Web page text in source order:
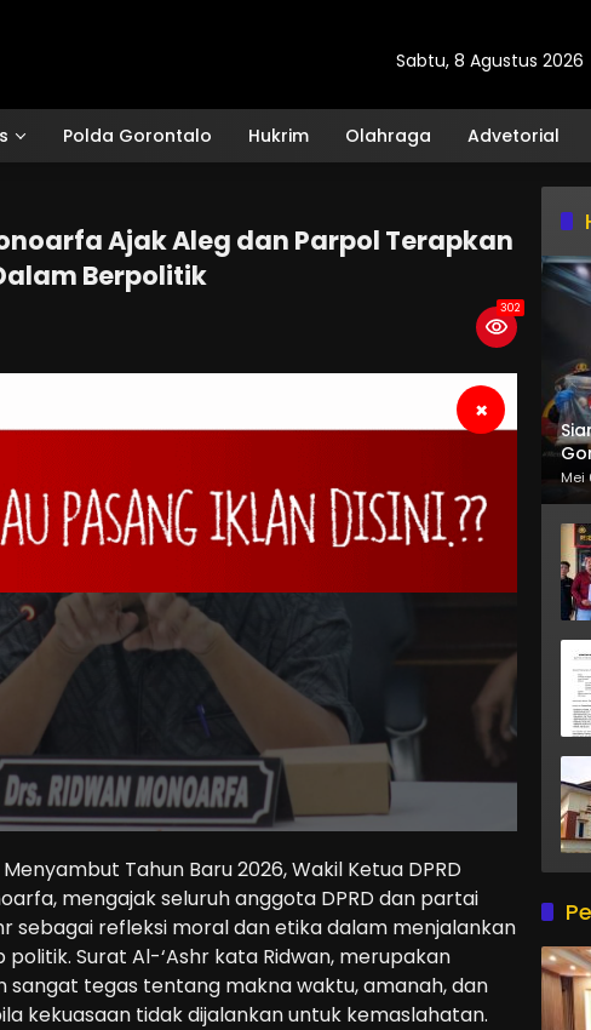
Sabtu, 8 Agustus 2026
Polda Gorontalo Hukrim Olahraga Advetorial
Ajak Aleg dan Parpol Terapkan
Berpolitik
302
×
Menyambut Tahun Baru 2026, Wakil Ketua DPRD
mengajak seluruh anggota DPRD dan partai
sebagai refleksi moral dan etika dalam menjalankan
Surat Al-‘Ashr kata Ridwan, merupakan
sangat tegas tentang makna waktu, amanah, dan
kekuasaan tidak dijalankan untuk kemaslahatan.
Mei